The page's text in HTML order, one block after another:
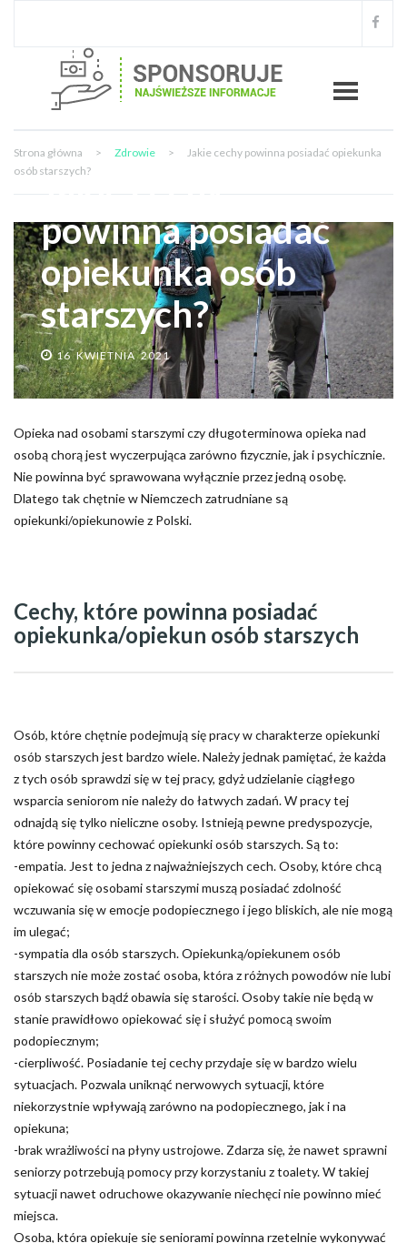
Strona główna > Zdrowie >
Jakie cechy powinna posiadać opiekunka
osób starszych?
Jakie cechy
powinna posiadać
opiekunka osób
starszych?
16 KWIETNIA 2021
Opieka nad osobami starszymi czy długoterminowa opieka nad
osobą chorą jest wyczerpująca zarówno fizycznie, jak i psychicznie.
Nie powinna być sprawowana wyłącznie przez jedną osobę.
Dlatego tak chętnie w Niemczech zatrudniane są
opiekunki/opiekunowie z Polski.
Cechy, które powinna posiadać
opiekunka/opiekun osób starszych
Osób, które chętnie podejmują się pracy w charakterze opiekunki
osób starszych jest bardzo wiele. Należy jednak pamiętać, że każda
z tych osób sprawdzi się w tej pracy, gdyż udzielanie ciągłego
wsparcia seniorom nie należy do łatwych zadań. W pracy tej
odnajdą się tylko nieliczne osoby. Istnieją pewne predyspozycje,
które powinny cechować opiekunki osób starszych. Są to:
-empatia. Jest to jedna z najważniejszych cech. Osoby, które chcą
opiekować się osobami starszymi muszą posiadać zdolność
wczuwania się w emocje podopiecznego i jego bliskich, ale nie mogą
im ulegać;
-sympatia dla osób starszych. Opiekunką/opiekunem osób
starszych nie może zostać osoba, która z różnych powodów nie lubi
osób starszych bądź obawia się starości. Osoby takie nie będą w
stanie prawidłowo opiekować się i służyć pomocą swoim
podopiecznym;
-cierpliwość. Posiadanie tej cechy przydaje się w bardzo wielu
sytuacjach. Pozwala uniknąć nerwowych sytuacji, które
niekorzystnie wpływają zarówno na podopiecznego, jak i na
opiekuna;
-brak wrażliwości na płyny ustrojowe. Zdarza się, że nawet sprawni
seniorzy potrzebują pomocy przy korzystaniu z toalety. W takiej
sytuacji nawet odruchowe okazywanie niechęci nie powinno mieć
miejsca.
Osoba, która opiekuje się seniorami powinna rzetelnie wykonywać